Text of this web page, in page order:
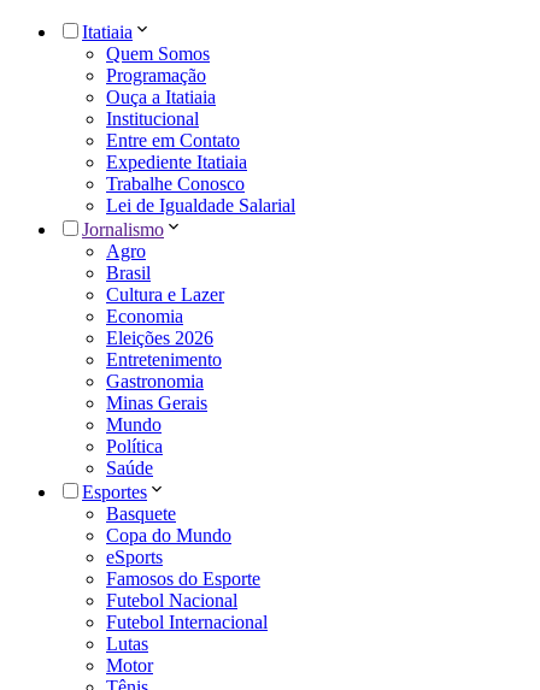
Itatiaia
Quem Somos
Programação
Ouça a Itatiaia
Institucional
Entre em Contato
Expediente Itatiaia
Trabalhe Conosco
Lei de Igualdade Salarial
Jornalismo
Agro
Brasil
Cultura e Lazer
Economia
Eleições 2026
Entretenimento
Gastronomia
Minas Gerais
Mundo
Política
Saúde
Esportes
Basquete
Copa do Mundo
eSports
Famosos do Esporte
Futebol Nacional
Futebol Internacional
Lutas
Motor